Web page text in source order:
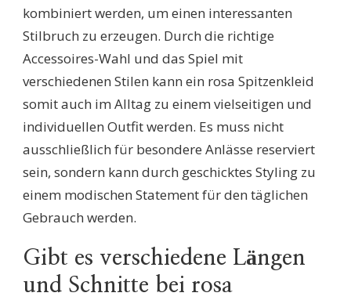
kombiniert werden, um einen interessanten
Stilbruch zu erzeugen. Durch die richtige
Accessoires-Wahl und das Spiel mit
verschiedenen Stilen kann ein rosa Spitzenkleid
somit auch im Alltag zu einem vielseitigen und
individuellen Outfit werden. Es muss nicht
ausschließlich für besondere Anlässe reserviert
sein, sondern kann durch geschicktes Styling zu
einem modischen Statement für den täglichen
Gebrauch werden.
Gibt es verschiedene Längen
und Schnitte bei rosa